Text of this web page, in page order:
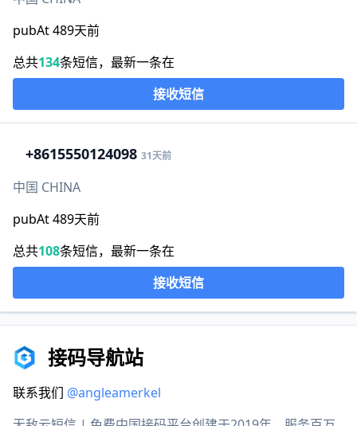
pubAt 489天前
总共134条短信，最新一条在
接收短信
+8615550124098 31天前
中国 CHINA
pubAt 489天前
总共108条短信，最新一条在
接收短信
接码导航站
联系我们 @angleamerkel